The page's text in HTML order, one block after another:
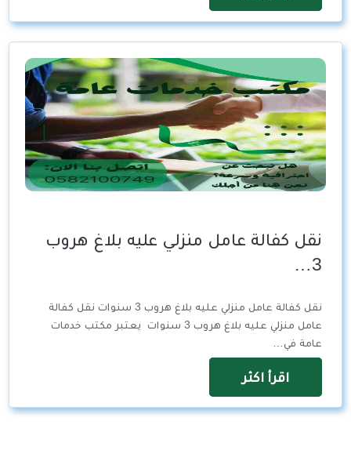
نقل كفالة عامل منزلي عليه بلاغ هروب
3…
نقل كفالة عامل منزلي عليه بلاغ هروب 3 سنوات نقل كفالة
عامل منزلي عليه بلاغ هروب 3 سنوات يعتبر مكتب خدمات
عامة في…
اقرأ اكثر